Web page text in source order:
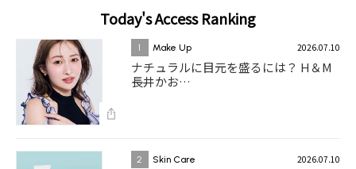
Today's Access Ranking
1 Make Up 2026.07.10
ナチュラルに目元を盛るには？ H＆M
長井かお…
2 Skin Care 2026.07.10